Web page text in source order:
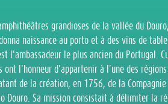
grandioses de la vallée du
naissance au porto et à des vins de
l'ambassadeur le plus ancien du Portugal.
ont l'honneur d'appartenir à l'une des
de la création, en 1756, de la
Douro. Sa mission consistait à délimiter la